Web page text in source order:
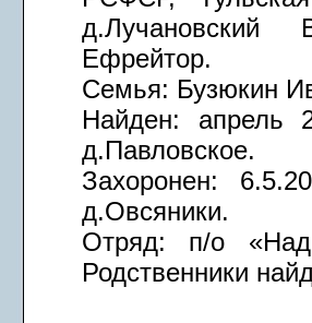
Ефрейтор.
Семья: Бузюкин
Найден: апрель
д.Павловское.
Захоронен:
д.Овсяники.
Отряд: п/о
Родственники